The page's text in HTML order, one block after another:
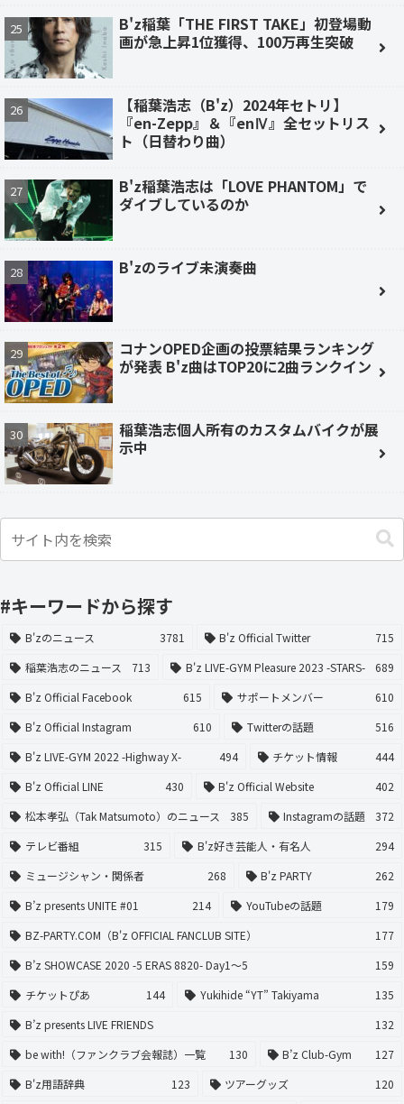
B'z稲葉「THE FIRST TAKE」初登場動
画が急上昇1位獲得、100万再生突破
【稲葉浩志（B'z）2024年セトリ】
『en-Zepp』＆『enⅣ』全セットリス
ト（日替わり曲）
B'z稲葉浩志は「LOVE PHANTOM」で
ダイブしているのか
B'zのライブ未演奏曲
コナンOPED企画の投票結果ランキング
が発表 B'z曲はTOP20に2曲ランクイン
稲葉浩志個人所有のカスタムバイクが展
示中
#キーワードから探す
B'zのニュース 3781 B'z Official Twitter
715
稲葉浩志のニュース
713 B'z LIVE-GYM Pleasure 2023 -STARS-
689
B'z Official Facebook
615 サポートメンバー
610
B'z Official Instagram
610 Twitterの話題
516
B'z LIVE-GYM 2022 -Highway X-
494 チケット情報
444
B'z Official LINE
430 B'z Official Website
402
松本孝弘（Tak Matsumoto）のニュース
385 Instagramの話題
372
テレビ番組
315 B'z好き芸能人・有名人
294
ミュージシャン・関係者
268 B'z PARTY
262
B’z presents UNITE #01
214 YouTubeの話題
179
BZ-PARTY.COM（B'z OFFICIAL FANCLUB SITE）
177
B’z SHOWCASE 2020 -5 ERAS 8820- Day1〜5
159
チケットぴあ
144 Yukihide “YT” Takiyama
135
B’z presents LIVE FRIENDS
132
be with!（ファンクラブ会報誌）一覧
130 B’z Club-Gym
127
B'z用語辞典
123 ツアーグッズ
120